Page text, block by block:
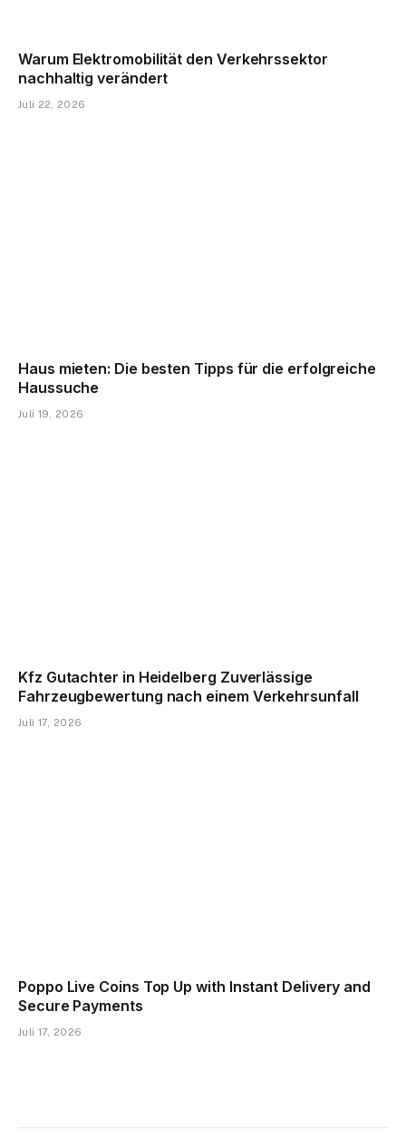
Warum Elektromobilität den Verkehrssektor
nachhaltig verändert
Juli 22, 2026
Haus mieten: Die besten Tipps für die erfolgreiche
Haussuche
Juli 19, 2026
Kfz Gutachter in Heidelberg Zuverlässige
Fahrzeugbewertung nach einem Verkehrsunfall
Juli 17, 2026
Poppo Live Coins Top Up with Instant Delivery and
Secure Payments
Juli 17, 2026